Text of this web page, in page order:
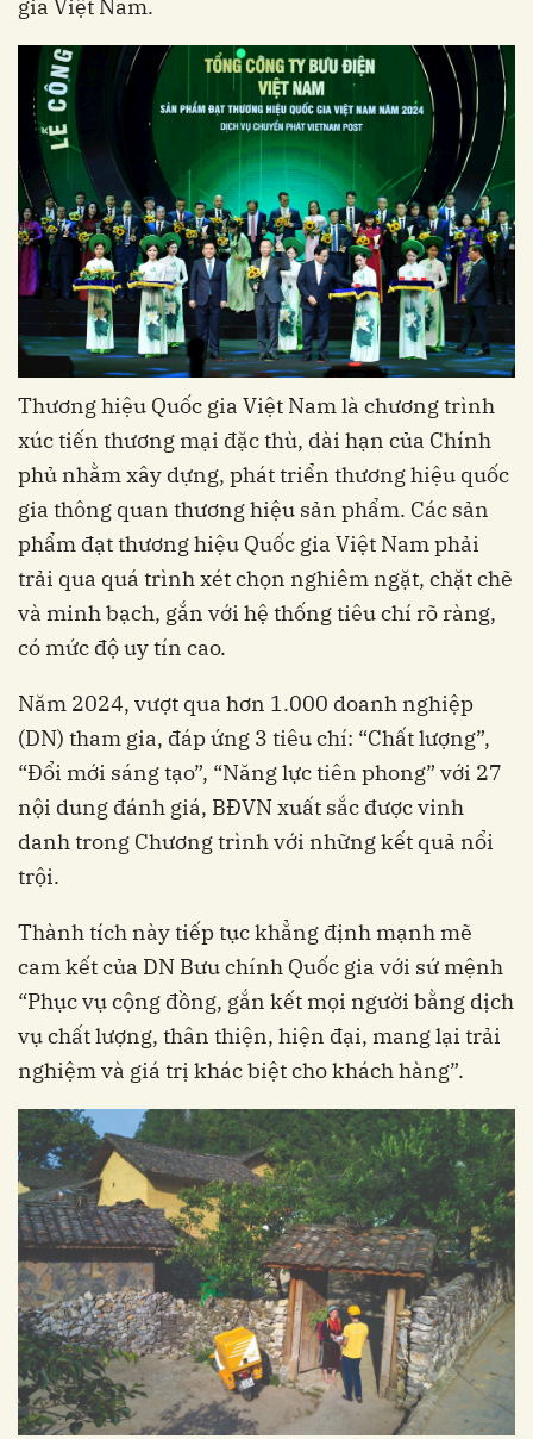
gia Việt Nam.
Thương hiệu Quốc gia Việt Nam là chương trình
xúc tiến thương mại đặc thù, dài hạn của Chính
phủ nhằm xây dựng, phát triển thương hiệu quốc
gia thông quan thương hiệu sản phẩm. Các sản
phẩm đạt thương hiệu Quốc gia Việt Nam phải
trải qua quá trình xét chọn nghiêm ngặt, chặt chẽ
và minh bạch, gắn với hệ thống tiêu chí rõ ràng,
có mức độ uy tín cao.
Năm 2024, vượt qua hơn 1.000 doanh nghiệp
(DN) tham gia, đáp ứng 3 tiêu chí: “Chất lượng”,
“Đổi mới sáng tạo”, “Năng lực tiên phong” với 27
nội dung đánh giá, BĐVN xuất sắc được vinh
danh trong Chương trình với những kết quả nổi
trội.
Thành tích này tiếp tục khẳng định mạnh mẽ
cam kết của DN Bưu chính Quốc gia với sứ mệnh
“Phục vụ cộng đồng, gắn kết mọi người bằng dịch
vụ chất lượng, thân thiện, hiện đại, mang lại trải
nghiệm và giá trị khác biệt cho khách hàng”.